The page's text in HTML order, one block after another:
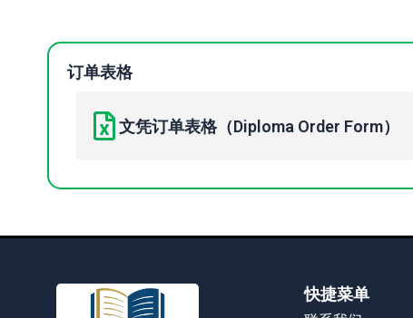
订单表格
文凭订单表格（Diploma Order Form）
快捷菜单